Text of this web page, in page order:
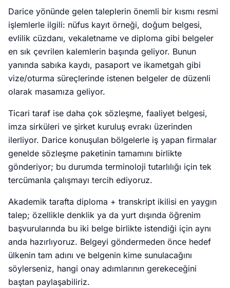
Darice yönünde gelen taleplerin önemli bir kısmı resmi
işlemlerle ilgili: nüfus kayıt örneği, doğum belgesi,
evlilik cüzdanı, vekaletname ve diploma gibi belgeler
en sık çevrilen kalemlerin başında geliyor. Bunun
yanında sabıka kaydı, pasaport ve ikametgah gibi
vize/oturma süreçlerinde istenen belgeler de düzenli
olarak masamıza geliyor.
Ticari taraf ise daha çok sözleşme, faaliyet belgesi,
imza sirküleri ve şirket kuruluş evrakı üzerinden
ilerliyor. Darice konuşulan bölgelerle iş yapan firmalar
genelde sözleşme paketinin tamamını birlikte
gönderiyor; bu durumda terminoloji tutarlılığı için tek
tercümanla çalışmayı tercih ediyoruz.
Akademik tarafta diploma + transkript ikilisi en yaygın
talep; özellikle denklik ya da yurt dışında öğrenim
başvurularında bu iki belge birlikte istendiği için aynı
anda hazırlıyoruz. Belgeyi göndermeden önce hedef
ülkenin tam adını ve belgenin kime sunulacağını
söylerseniz, hangi onay adımlarının gerekeceğini
baştan paylaşabiliriz.